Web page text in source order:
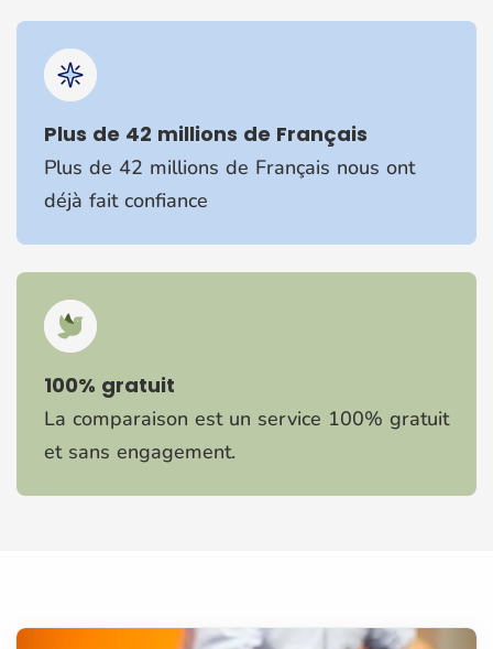
Plus de 42 millions de Français
Plus de 42 millions de Français nous ont
déjà fait confiance
100% gratuit
La comparaison est un service 100% gratuit
et sans engagement.